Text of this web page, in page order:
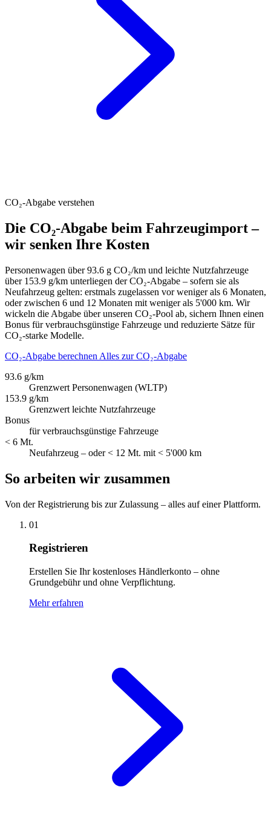
CO₂-Abgabe verstehen
Die CO₂-Abgabe beim Fahrzeugimport –
wir senken Ihre Kosten
Personenwagen über 93.6 g CO₂/km und leichte Nutzfahrzeuge
über 153.9 g/km unterliegen der CO₂-Abgabe – sofern sie als
Neufahrzeug gelten: erstmals zugelassen vor weniger als 6 Monaten,
oder zwischen 6 und 12 Monaten mit weniger als 5'000 km. Wir
wickeln die Abgabe über unseren CO₂-Pool ab, sichern Ihnen einen
Bonus für verbrauchsgünstige Fahrzeuge und reduzierte Sätze für
CO₂-starke Modelle.
CO₂-Abgabe berechnen Alles zur CO₂-Abgabe
93.6 g/km
Grenzwert Personenwagen (WLTP)
153.9 g/km
Grenzwert leichte Nutzfahrzeuge
Bonus
für verbrauchsgünstige Fahrzeuge
< 6 Mt.
Neufahrzeug – oder < 12 Mt. mit < 5'000 km
So arbeiten wir zusammen
Von der Registrierung bis zur Zulassung – alles auf einer Plattform.
01
Registrieren
Erstellen Sie Ihr kostenloses Händlerkonto – ohne
Grundgebühr und ohne Verpflichtung.
Mehr erfahren